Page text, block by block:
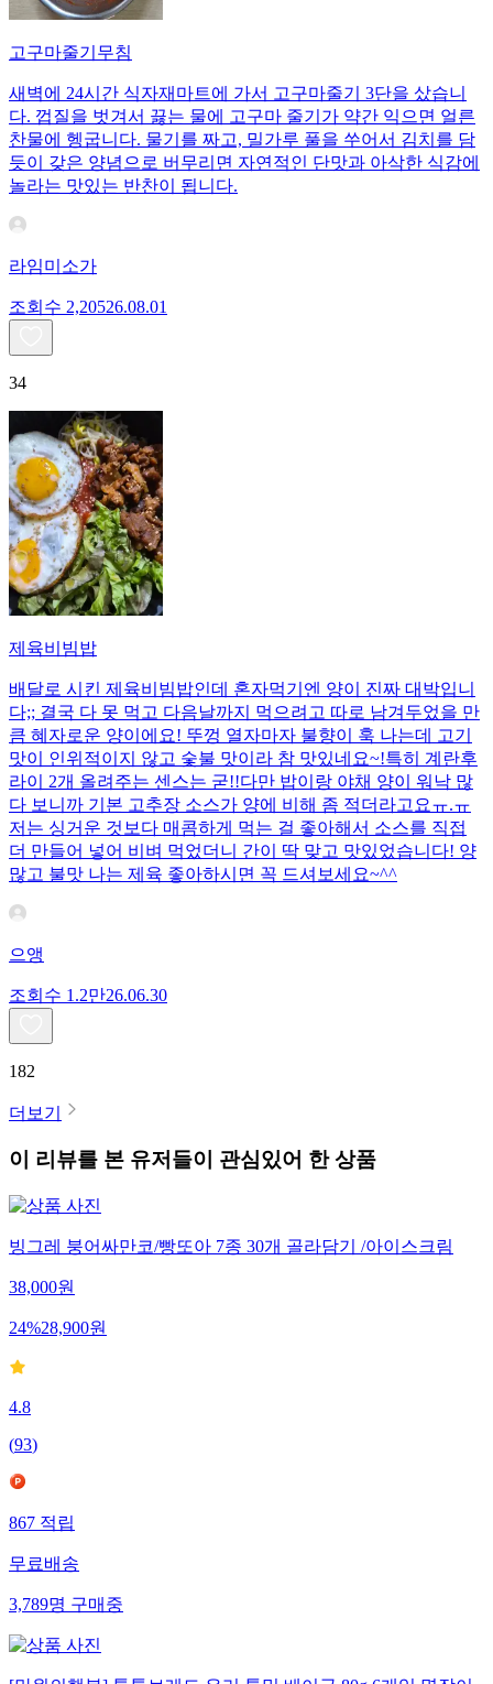
고구마줄기무침
새벽에 24시간 식자재마트에 가서 고구마줄기 3단을 샀습니
다. 껍질을 벗겨서 끓는 물에 고구마 줄기가 약간 익으면 얼른
찬물에 헹굽니다. 물기를 짜고, 밀가루 풀을 쑤어서 김치를 담
듯이 갖은 양념으로 버무리면 자연적인 단맛과 아삭한 식감에
놀라는 맛있는 반찬이 됩니다.
라임미소가
조회수 2,20526.08.01
34
제육비빔밥
배달로 시킨 제육비빔밥인데 혼자먹기엔 양이 진짜 대박입니
다;; 결국 다 못 먹고 다음날까지 먹으려고 따로 남겨두었을 만
큼 혜자로운 양이에요! 뚜껑 열자마자 불향이 훅 나는데 고기
맛이 인위적이지 않고 숯불 맛이라 참 맛있네요~!특히 계란후
라이 2개 올려주는 센스는 굳!! ​다만 밥이랑 야채 양이 워낙 많
다 보니까 기본 고추장 소스가 양에 비해 좀 적더라고요ㅠ.ㅠ
저는 싱거운 것보다 매콤하게 먹는 걸 좋아해서 소스를 직접
더 만들어 넣어 비벼 먹었더니 간이 딱 맞고 맛있었습니다! 양
많고 불맛 나는 제육 좋아하시면 꼭 드셔보세요~^^
으앵
조회수 1.2만26.06.30
182
더보기
이 리뷰를 본 유저들이 관심있어 한 상품
빙그레 붕어싸만코/빵또아 7종 30개 골라담기 /아이스크림
38,000원
24%28,900원
4.8
(93)
867 적립
무료배송
3,789명 구매중